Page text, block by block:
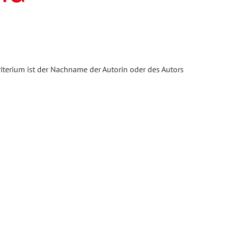
ist der Nachname der Autorin oder des Autors